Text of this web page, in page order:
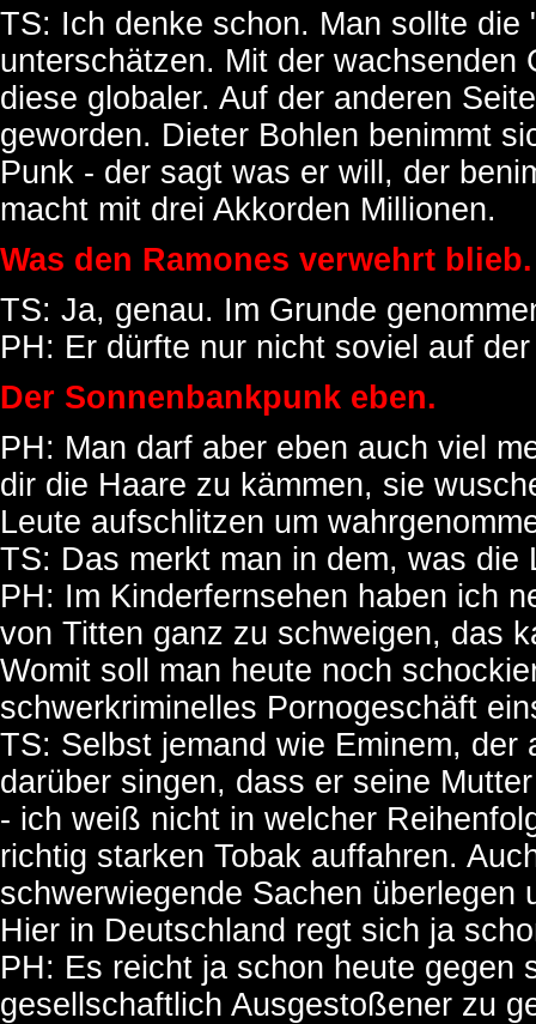
TS: Ich denke schon. Man sollte
unterschätzen. Mit der
diese globaler. Auf der anderen
geworden. Dieter Bohlen benimmt
Punk - der sagt was er will, der
macht mit drei Akkorden Millionen.
Was den Ramones verwehrt blieb.
TS: Ja, genau. Im Grunde
PH: Er dürfte nur nicht soviel auf
Der Sonnenbankpunk eben.
PH: Man darf aber eben auch viel
dir die Haare zu kämmen, sie
Leute aufschlitzen um
TS: Das merkt man in dem, was die
PH: Im Kinderfernsehen haben ich
von Titten ganz zu schweigen, das
Womit soll man heute noch
schwerkriminelles Pornogeschäft
TS: Selbst jemand wie Eminem,
darüber singen, dass er seine
- ich weiß nicht in welcher
richtig starken Tobak auffahren.
schwerwiegende Sachen überlegen
Hier in Deutschland regt sich ja
PH: Es reicht ja schon heute gegen
gesellschaftlich Ausgestoßener zu